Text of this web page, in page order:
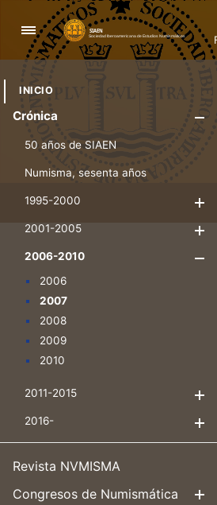
Navigation
INICIO
Crónica
50 años de SIAEN
Numisma, sesenta años
1995-2000
2001-2005
2006-2010
2006
2007
2008
2009
2010
2011-2015
2016-
Revista NVMISMA
Congresos de Numismática